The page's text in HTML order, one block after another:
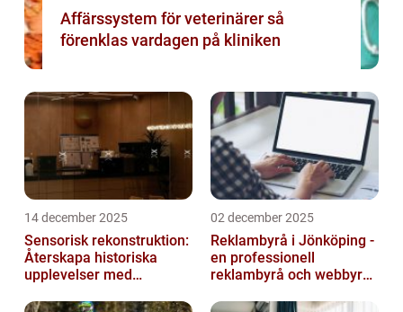
Affärssystem för veterinärer så
förenklas vardagen på kliniken
14 december 2025
Sensorisk rekonstruktion:
Återskapa historiska
upplevelser med
02 december 2025
Reklambyrå i Jönköping -
en professionell
reklambyrå och webbyrå